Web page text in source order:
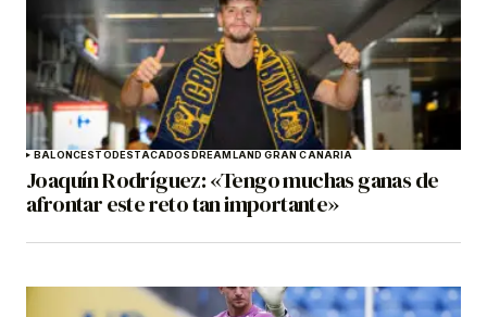
BALONCESTODESTACADOSDREAMLAND GRAN CANARIA
Joaquín Rodríguez: «Tengo muchas ganas de
afrontar este reto tan importante»